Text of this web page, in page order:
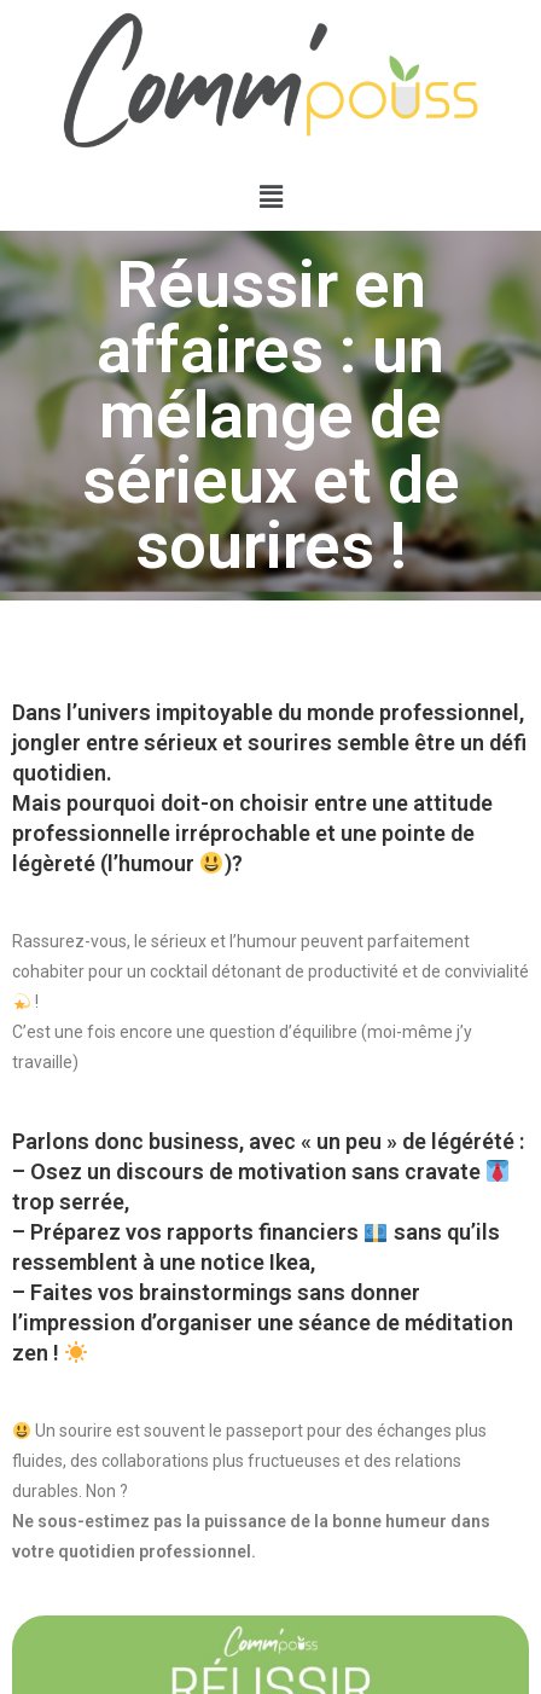
Réussir en
affaires : un
mélange de
sérieux et de
sourires !
Dans l’univers impitoyable du monde professionnel,
jongler entre sérieux et sourires semble être un défi
quotidien.
Mais pourquoi doit-on choisir entre une attitude
professionnelle irréprochable et une pointe de
légèreté (l’humour
)?
Rassurez-vous, le sérieux et l’humour peuvent parfaitement
cohabiter pour un cocktail détonant de productivité et de convivialité
!
C’est une fois encore une question d’équilibre (moi-même j’y
travaille)
Parlons donc business, avec « un peu » de légérété :
– Osez un discours de motivation sans cravate
trop serrée,
– Préparez vos rapports financiers
sans qu’ils
ressemblent à une notice Ikea,
– Faites vos brainstormings sans donner
l’impression d’organiser une séance de méditation
zen !
Un sourire est souvent le passeport pour des échanges plus
fluides, des collaborations plus fructueuses et des relations
durables. Non ?
Ne sous-estimez pas la puissance de la bonne humeur dans
votre quotidien professionnel.